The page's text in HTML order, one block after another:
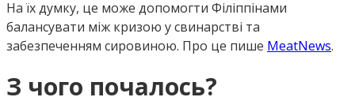
На їх думку, це може допомогти Філіппінами
балансувати між кризою у свинарстві та
забезпеченням сировиною. Про це пише MeatNews.
З чого почалось?